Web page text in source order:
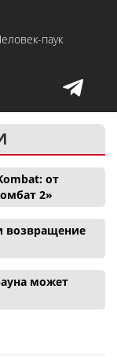
паук
от
2»
возвращение
может